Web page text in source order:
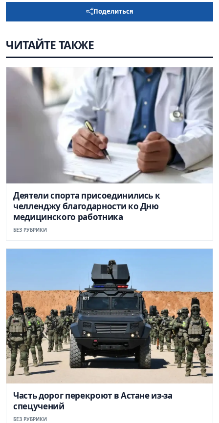
Поделиться
ЧИТАЙТЕ ТАКЖЕ
Деятели спорта присоединились к
челленджу благодарности ко Дню
медицинского работника
БЕЗ РУБРИКИ
Часть дорог перекроют в Астане из-за
спецучений
БЕЗ РУБРИКИ